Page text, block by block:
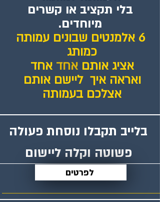
בלי תקציב או קשרים
מיוחדים.
6 אלמנטים שבונים עמותה
כמותג
אציג אותםאחד אחד
ואראה איך ליישם אותם
אצלכם בעמותה
בלייב תקבלו נוסחת פעולה
פשוטה וקלה ליישום
לפרטים